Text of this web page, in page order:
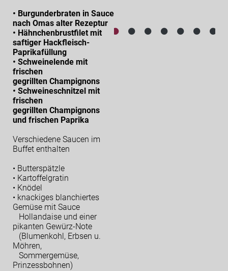
• Burgunderbraten in Sauce
nach Omas alter Rezeptur
• Hähnchenbrustfilet mit
saftiger Hackfleisch-
Paprikafüllung
• Schweinelende mit
frischen
gegrillten Champignons
• Schweineschnitzel mit
frischen
gegrillten Champignons
und frischen Paprika
Verschiedene Saucen im
Buffet enthalten
• Butterspätzle
• Kartoffelgratin
• Knödel
• knackiges blanchiertes
Gemüse mit Sauce
Hollandaise und einer
pikanten Gewürz-Note
(Blumenkohl, Erbsen u.
Möhren,
Sommergemüse,
Prinzessbohnen)